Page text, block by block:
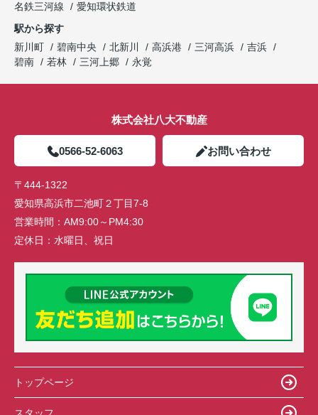
名鉄三河線
愛知環状鉄道
駅から探す
新川町
碧南中央 北新川 高浜港 三河高浜
吉浜
碧南
若林 三河上郷 永覚
株式会社八大不動産
0566-52-6063 お問い合わせ
〒444-1322
愛知県高浜市二池町２丁目7-8
営業時間： AM9:00～PM4:30
定休日： 水曜日、祝日
トップページ